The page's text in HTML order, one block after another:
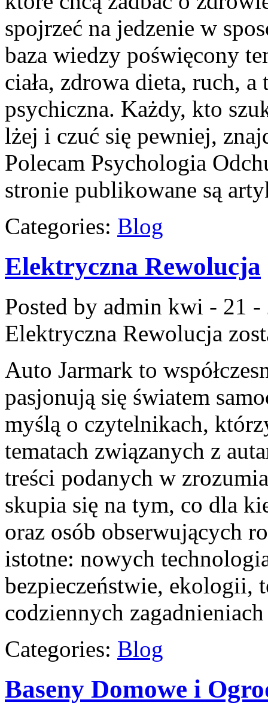
spojrzeć na jedzenie w
baza wiedzy poświęcony
ciała, zdrowa dieta, ruch,
psychiczna. Każdy, kto
lżej i czuć się pewniej,
Polecam Psychologia
stronie publikowane są
Categories: Blog
Elektryczna Rewolucja
Posted by admin kwi - 21 -
Elektryczna Rewolucja
Auto Jarmark to
pasjonują się światem
myślą o czytelnikach,
tematach związanych z
treści podanych w
skupia się na tym, co dla
oraz osób obserwujących
istotne: nowych
bezpieczeństwie, ekologii,
codziennych
Categories: Blog
Baseny Domowe i